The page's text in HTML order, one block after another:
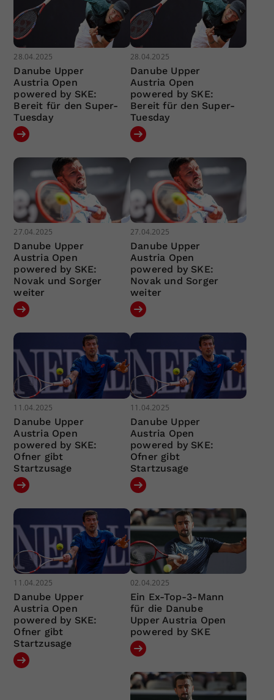
28.04.2025
Danube Upper
Austria Open
powered by SKE:
Bereit für den Super-
Tuesday
28.04.2025
Danube Upper
Austria Open
powered by SKE:
Bereit für den Super-
Tuesday
27.04.2025
Danube Upper
Austria Open
powered by SKE:
Novak und Sorger
weiter
27.04.2025
Danube Upper
Austria Open
powered by SKE:
Novak und Sorger
weiter
11.04.2025
Danube Upper
Austria Open
powered by SKE:
Ofner gibt
Startzusage
11.04.2025
Danube Upper
Austria Open
powered by SKE:
Ofner gibt
Startzusage
11.04.2025
Danube Upper
Austria Open
powered by SKE:
Ofner gibt
Startzusage
02.04.2025
Ein Ex-Top-3-Mann
für die Danube
Upper Austria Open
powered by SKE